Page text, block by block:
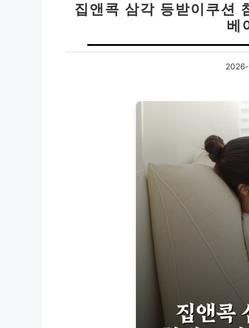
집앤콕 삼각 등받이쿠션
베